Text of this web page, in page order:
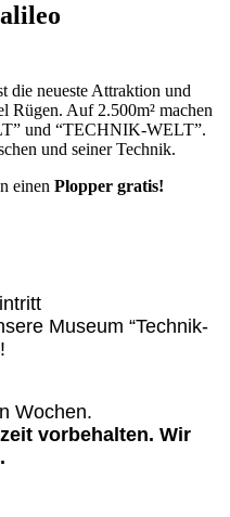
die neueste Attraktion und
Rügen. Auf 2.500m² machen
und “TECHNIK-WELT”.
und seiner Technik.
einen Plopper gratis!
Museum “Technik-
Wochen.
vorbehalten. Wir